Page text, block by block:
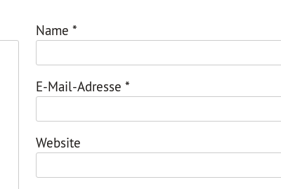
Name *
E-Mail-Adresse *
Website